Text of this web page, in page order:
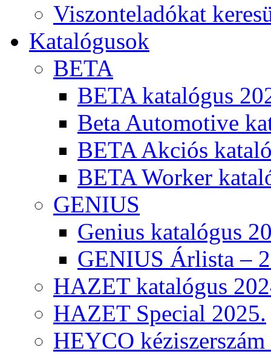
Viszonteladókat
Katalógusok
BETA
BETA katalógus
Beta Automotive
BETA Akciós
BETA Worker
GENIUS
Genius katalógus
GENIUS Árlista –
HAZET katalógus
HAZET Special 2025.
HEYCO